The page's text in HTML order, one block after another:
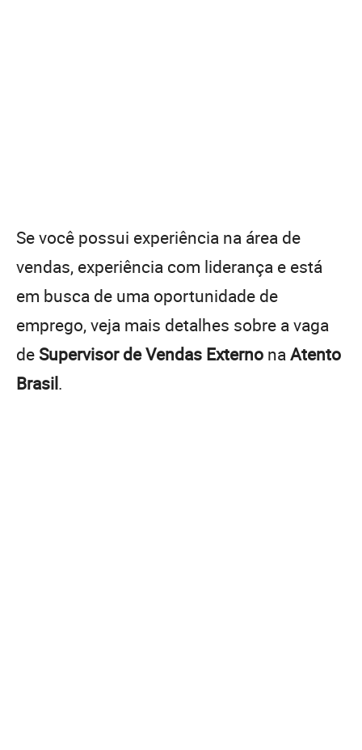
Se você possui experiência na área de
vendas, experiência com liderança e está
em busca de uma oportunidade de
emprego, veja mais detalhes sobre a vaga
de Supervisor de Vendas Externo na Atento
Brasil.